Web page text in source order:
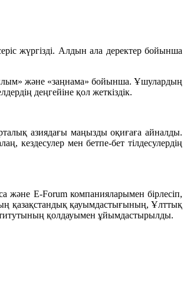
жүргізді. Алдын ала деректер бойынша
және «заңнама» бойынша. Ұшулардың
деңгейіне қол жеткіздік.
азиядағы маңызды оқиғаға айналды.
кездесулер мен бетпе-бет тілдесулердің
және E-Forum компанияларымен бірлесіп,
қазақстандық қауымдастығының, Ұлттық
қолдауымен ұйымдастырылды.